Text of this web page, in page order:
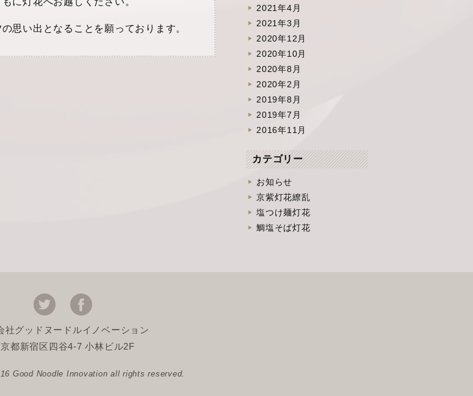
思い出となることを願っております。
2021年4月
2021年3月
2020年12月
2020年10月
2020年8月
2020年2月
2019年8月
2019年7月
2016年11月
カテゴリー
お知らせ
京紫灯花繚乱
塩つけ麺灯花
鯛塩そば灯花
社グッドヌードルイノベーション
都新宿区四谷4-7 小林ビル2F
Good Noodle Innovation all rights reserved.